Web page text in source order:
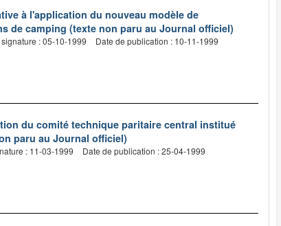
à l'application du nouveau modèle de
de camping (texte non paru au Journal officiel)
: 05-10-1999 Date de publication : 10-11-1999
du comité technique paritaire central institué
paru au Journal officiel)
: 11-03-1999 Date de publication : 25-04-1999